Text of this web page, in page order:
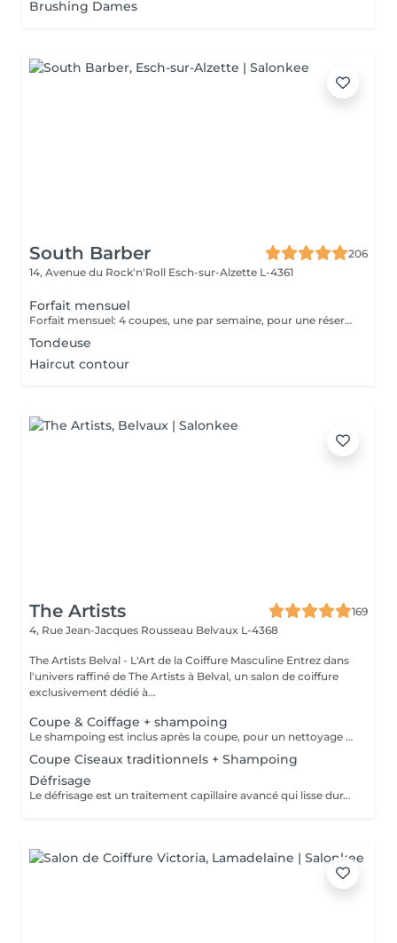
Brushing Dames
South Barber
206
14, Avenue du Rock'n'Roll Esch-sur-Alzette L-4361
Forfait mensuel
Forfait mensuel: 4 coupes, une par semaine, pour une réservation ou un renseignement nous restons joignable sur notre numéro: 26 30 07 57 Ou sur place directement
Tondeuse
Haircut contour
The Artists
169
4, Rue Jean-Jacques Rousseau Belvaux L-4368
The Artists Belval - L'Art de la Coiffure Masculine Entrez dans
l'univers raffiné de The Artists à Belval, un salon de coiffure
exclusivement dédié à...
Coupe & Coiffage + shampoing
Le shampoing est inclus après la coupe, pour un nettoyage en profondeur et un soin optimal. Le coiffage, réalisé en fin de prestation, garantit un style parfaitement maîtrisé et durable.
Coupe Ciseaux traditionnels + Shampoing
Défrisage
Le défrisage est un traitement capillaire avancé qui lisse durablement les cheveux, facilitant leur coiffage tout en éliminant les frisottis pour un résultat élégant et soigné. Le shampoing est inclus après la coupe, pour un nettoyage en profondeur et un soin optimal.